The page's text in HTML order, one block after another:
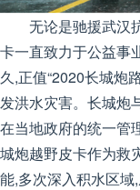
无论是驰援武汉
卡一直致力于公益事
久,正值“2020长城炮
发洪水灾害。长城炮
在当地政府的统一管
城炮越野皮卡作为救
能,多次深入积水区